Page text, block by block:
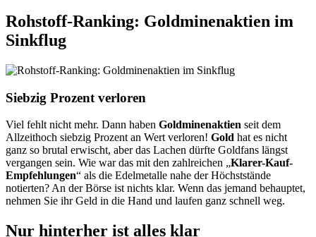
Rohstoff-Ranking: Goldminenaktien im
Sinkflug
Siebzig Prozent verloren
Viel fehlt nicht mehr. Dann haben Goldminenaktien seit dem
Allzeithoch siebzig Prozent an Wert verloren! Gold hat es nicht
ganz so brutal erwischt, aber das Lachen dürfte Goldfans längst
vergangen sein. Wie war das mit den zahlreichen „Klarer-Kauf-
Empfehlungen“ als die Edelmetalle nahe der Höchststände
notierten? An der Börse ist nichts klar. Wenn das jemand behauptet,
nehmen Sie ihr Geld in die Hand und laufen ganz schnell weg.
Nur hinterher ist alles klar